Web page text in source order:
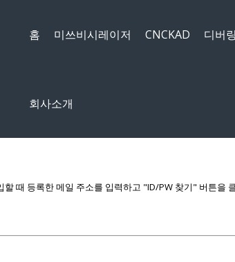
홈 미쓰비시레이저 CNCKAD 디버
회사소개
때 등록한 메일 주소를 입력하고 "ID/PW 찾기" 버튼을